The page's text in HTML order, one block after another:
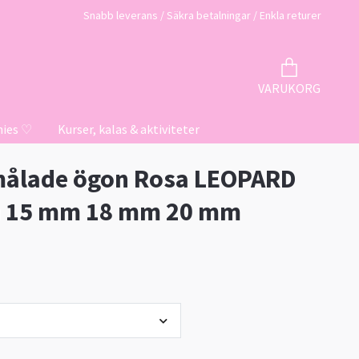
Snabb leverans / Säkra betalningar / Enkla returer
VARUKORG
♡ Kurser, kalas & aktiviteter
ögon Rosa LEOPARD
mm 18 mm 20 mm